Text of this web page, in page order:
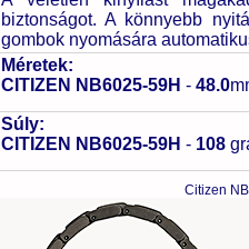
biztonságot. A könnyebb
gombok nyomására
Méretek:
CITIZEN NB6025-59H - 48.0
Súly:
CITIZEN NB6025-59H - 108
Citizen